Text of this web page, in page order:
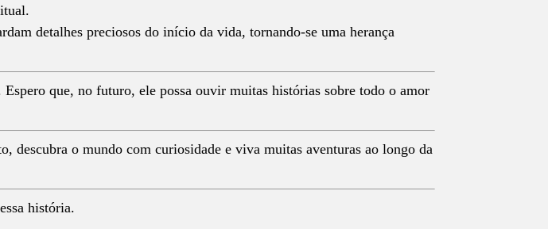
detalhes preciosos do início da vida, tornando-se uma herança
que, no futuro, ele possa ouvir muitas histórias sobre todo o amor
descubra o mundo com curiosidade e viva muitas aventuras ao longo da
história.